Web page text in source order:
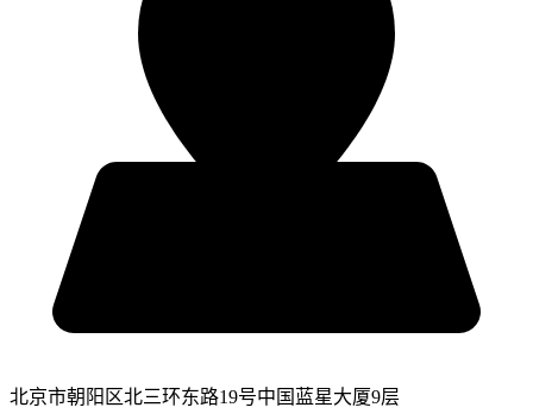
北京市朝阳区北三环东路19号中国蓝星大厦9层